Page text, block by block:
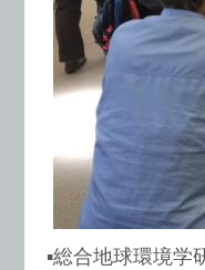
▪︎総合地球環境学